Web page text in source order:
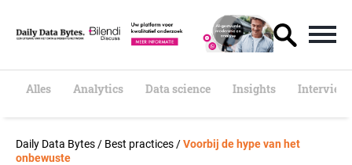
t
Alles Analytics Data science Insights
Daily Data Bytes / Best practices /Voorbij de hype van het
onbewuste